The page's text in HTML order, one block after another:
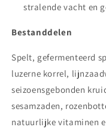
stralende vacht en
Bestanddelen
Spelt, gefermenteerd
luzerne korrel,
seizoensgebonden
sesamzaden,
natuurlijke vitaminen